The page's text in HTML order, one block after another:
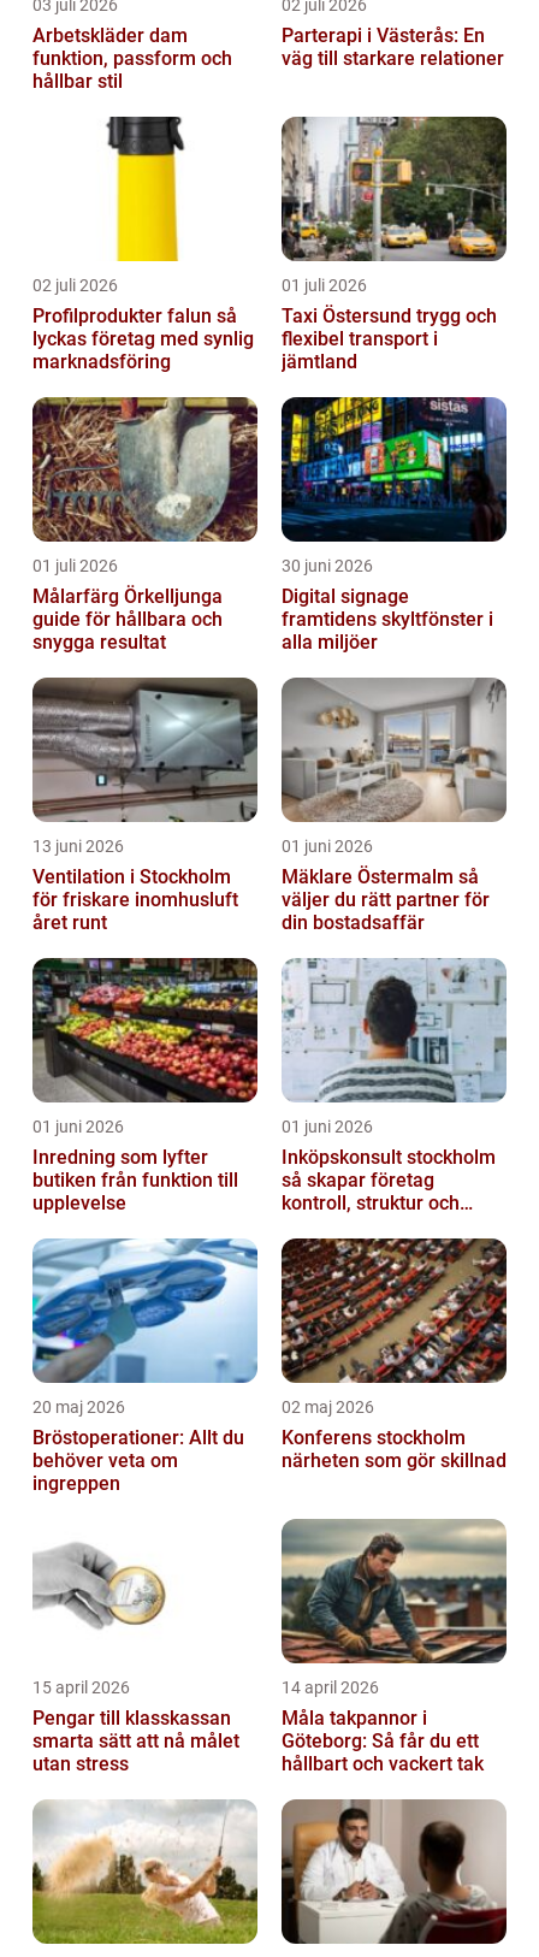
03 juli 2026
Arbetskläder dam
funktion, passform och
hållbar stil
02 juli 2026
Parterapi i Västerås: En
väg till starkare relationer
02 juli 2026
Profilprodukter falun så
lyckas företag med synlig
marknadsföring
01 juli 2026
Taxi Östersund trygg och
flexibel transport i
jämtland
01 juli 2026
Målarfärg Örkelljunga
guide för hållbara och
snygga resultat
30 juni 2026
Digital signage
framtidens skyltfönster i
alla miljöer
13 juni 2026
Ventilation i Stockholm
för friskare inomhusluft
året runt
01 juni 2026
Mäklare Östermalm så
väljer du rätt partner för
din bostadsaffär
01 juni 2026
Inredning som lyfter
butiken från funktion till
upplevelse
01 juni 2026
Inköpskonsult stockholm
så skapar företag
kontroll, struktur och
20 maj 2026
Bröstoperationer: Allt du
behöver veta om
ingreppen
02 maj 2026
Konferens stockholm
närheten som gör skillnad
15 april 2026
Pengar till klasskassan
smarta sätt att nå målet
utan stress
14 april 2026
Måla takpannor i
Göteborg: Så får du ett
hållbart och vackert tak